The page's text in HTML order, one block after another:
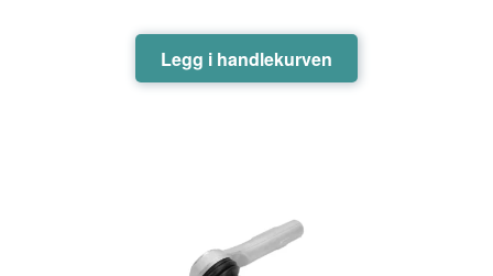
Legg i handlekurven